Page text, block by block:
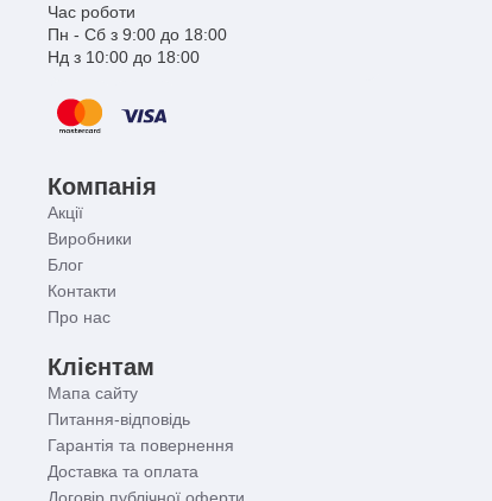
Час роботи
Пн - Сб з 9:00 до 18:00
Нд з 10:00 до 18:00
Компанія
Акції
Виробники
Блог
Контакти
Про нас
Клієнтам
Мапа сайту
Питання-відповідь
Гарантія та повернення
Доставка та оплата